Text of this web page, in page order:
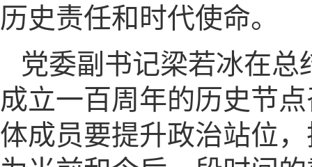
历史责任和时代使命。
党委副书记梁若冰在
成立一百周年的历史节
体成员要提升政治站位